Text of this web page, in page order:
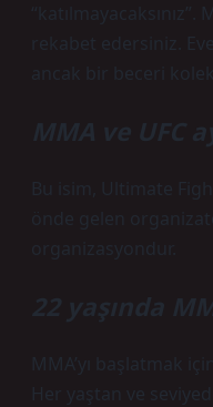
rekabet edersiniz.
ancak bir beceri
MMA ve UFC
Bu isim, Ultimate
önde gelen
organizasyondur.
22 yaşında
MMA’yı başlatmak
Her yaştan ve